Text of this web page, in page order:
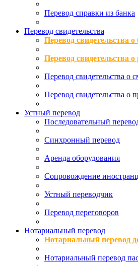
Перевод справки из банка
Перевод свидетельства
Перевод свидетельства о
Перевод свидетельства
Перевод свидетельства о
Перевод свидетельства о
Устный перевод
Последовательный
Синхронный перевод
Аренда оборудования
Сопровождение
Устный переводчик
Перевод переговоров
Нотариальный перевод
Нотариальный перевод
Нотариальный перевод